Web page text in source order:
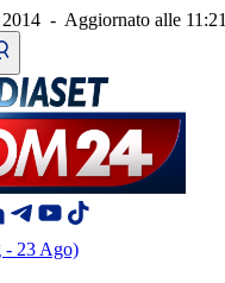
- Aggiornato alle 11:21
- 23 Ago)